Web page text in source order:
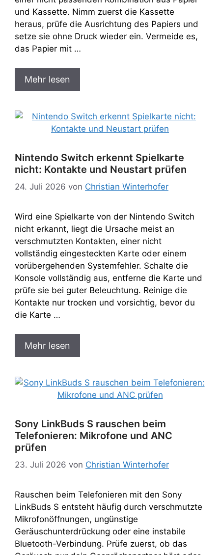
und Kassette. Nimm zuerst die Kassette
heraus, prüfe die Ausrichtung des Papiers und
setze sie ohne Druck wieder ein. Vermeide es,
das Papier mit …
Mehr lesen
Nintendo Switch erkennt Spielkarte
nicht: Kontakte und Neustart prüfen
24. Juli 2026 von Christian Winterhofer
Wird eine Spielkarte von der Nintendo Switch
nicht erkannt, liegt die Ursache meist an
verschmutzten Kontakten, einer nicht
vollständig eingesteckten Karte oder einem
vorübergehenden Systemfehler. Schalte die
Konsole vollständig aus, entferne die Karte und
prüfe sie bei guter Beleuchtung. Reinige die
Kontakte nur trocken und vorsichtig, bevor du
die Karte …
Mehr lesen
Sony LinkBuds S rauschen beim
Telefonieren: Mikrofone und ANC
prüfen
23. Juli 2026 von Christian Winterhofer
Rauschen beim Telefonieren mit den Sony
LinkBuds S entsteht häufig durch verschmutzte
Mikrofonöffnungen, ungünstige
Geräuschunterdrückung oder eine instabile
Bluetooth-Verbindung. Prüfe zuerst, ob das